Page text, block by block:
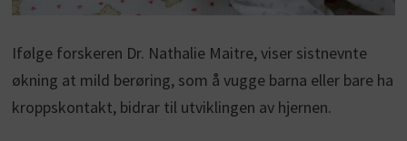
Ifølge forskeren Dr. Nathalie Maitre, viser sistnevnte
økning at mild berøring, som å vugge barna eller bare ha
kroppskontakt, bidrar til utviklingen av hjernen.